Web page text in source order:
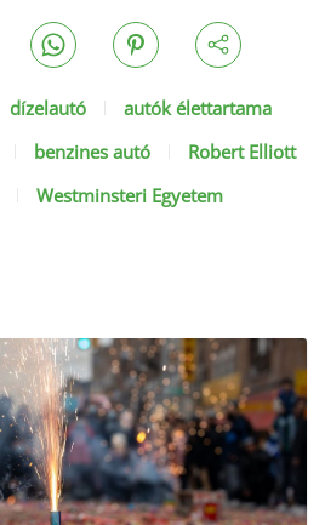
dízelautó
autók élettartama
benzines autó
Robert Elliott
Westminsteri Egyetem